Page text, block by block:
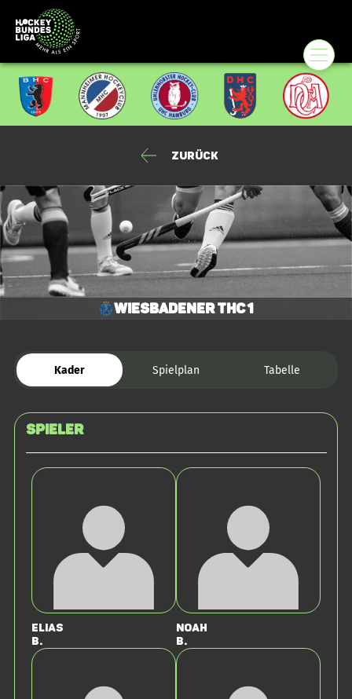
Zurück
Wiesbadener THC 1
Kader Spielplan Tabelle
Spieler
Elias
B.
Noah
B.